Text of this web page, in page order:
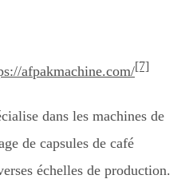
afpakmachine.com/[7]
dans les machines de
de capsules de café
échelles de production.